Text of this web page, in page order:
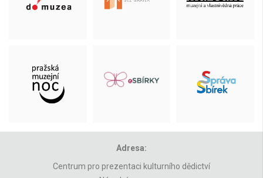
Adresa:
Centrum pro prezentaci kulturního dědictví